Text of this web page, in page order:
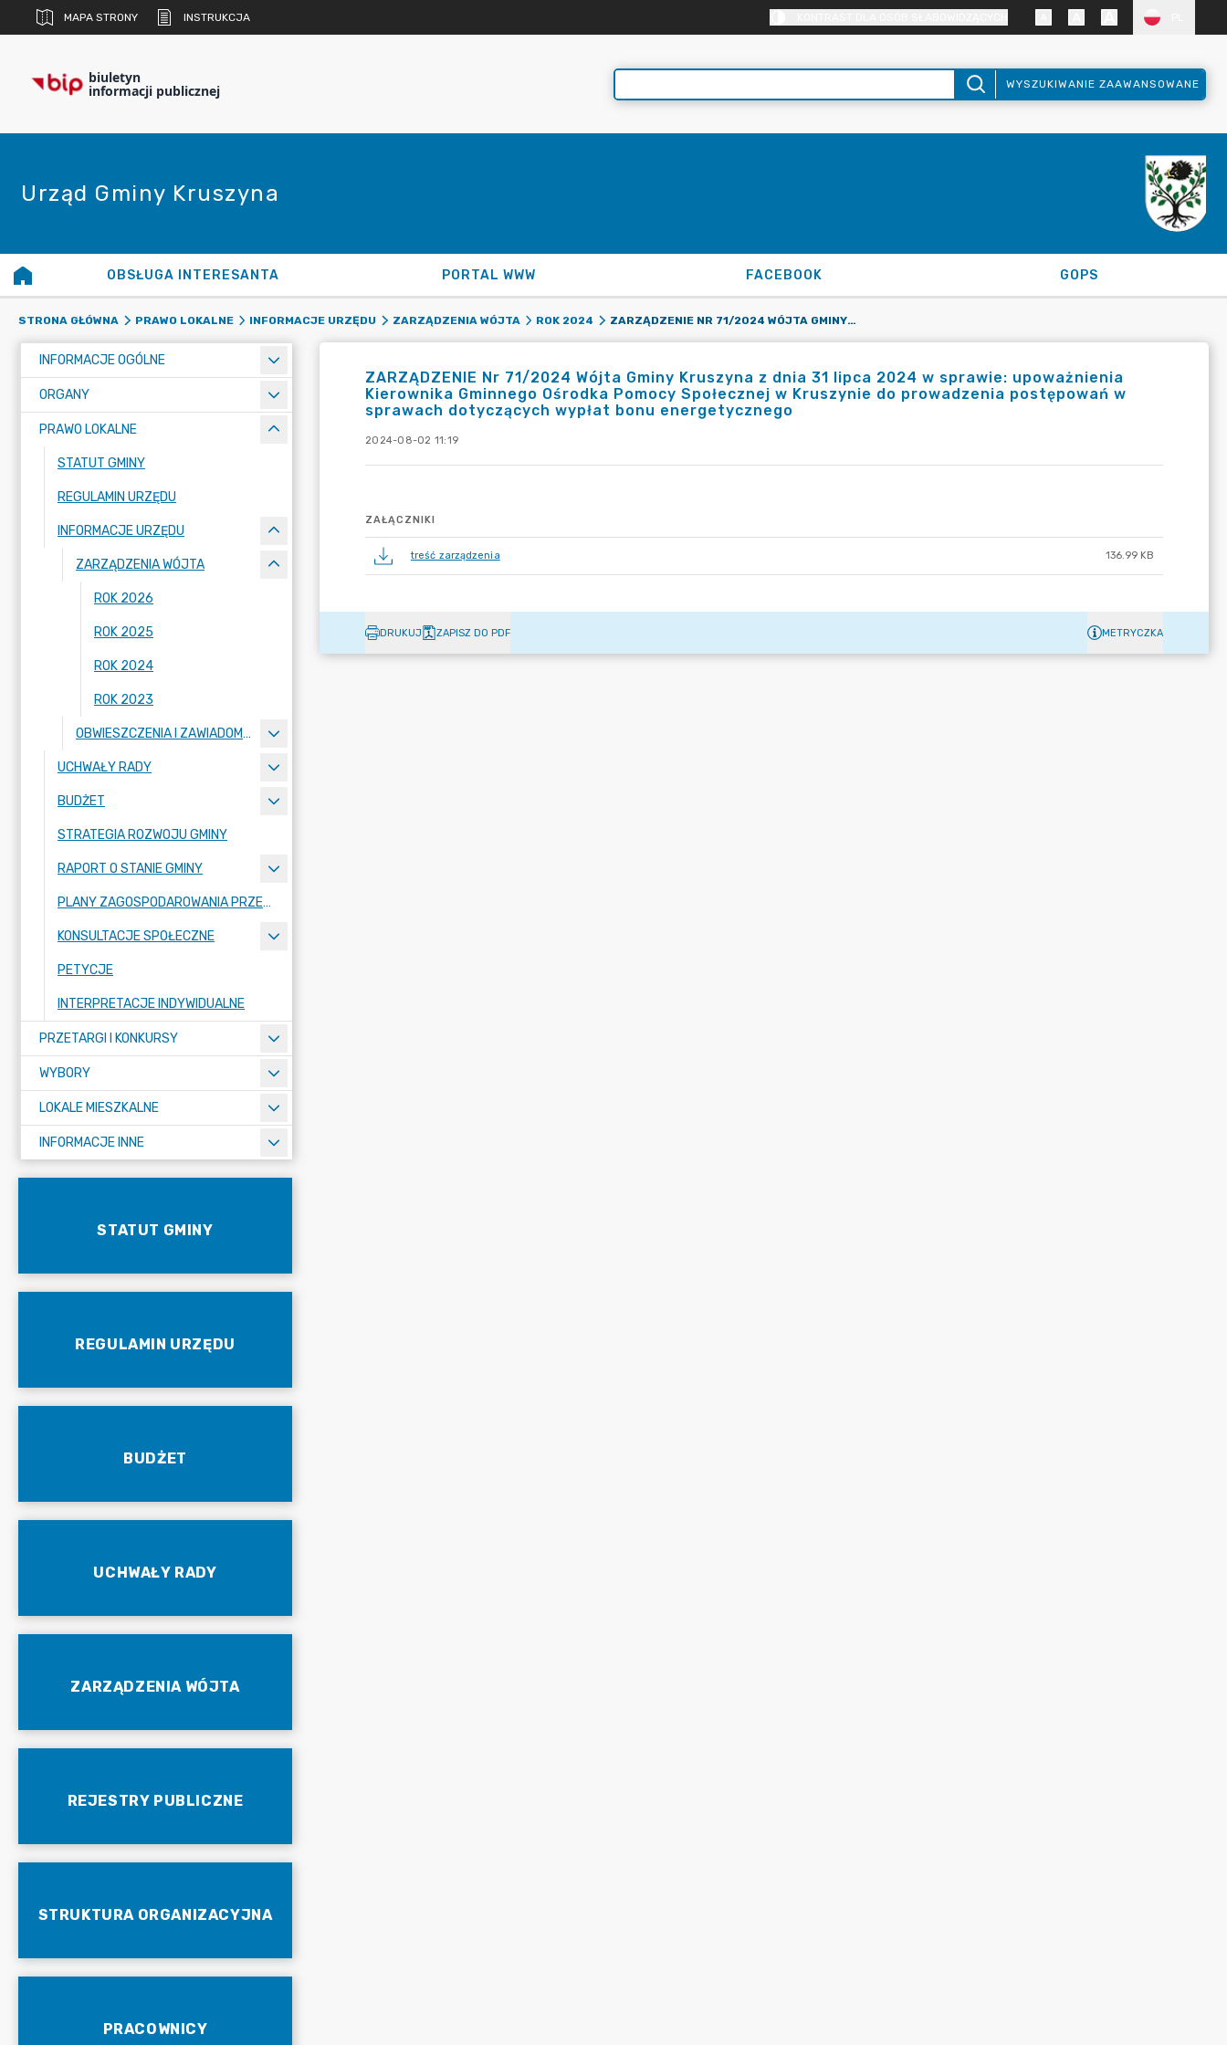
MAPA STRONY INSTRUKCJA
biuletyn
informacji publicznej WYSZUKIWANIE ZAAWANSOWANE
Urząd Gminy Kruszyna
OBSŁUGA INTERESANTA PORTAL WWW FACEBOOK GOPS
STRONA GŁÓWNA PRAWO LOKALNE INFORMACJE URZĘDU ZARZĄDZENIA WÓJTA ROK 2024 ZARZĄDZENIE NR 71/2024 WÓJTA GMINY KRUSZYNA Z DNIA 31 LIPCA 2024 W SPRAWIE: UPOWAŻNIENIA KIEROWNIKA GMINNEGO OŚRODKA POMOCY SPOŁECZNEJ W KRUSZYNIE DO PROWADZENIA POSTĘPOWAŃ W SPRAWACH DOTYCZĄCYCH WYPŁAT BONU ENERGETYCZNEGO
INFORMACJE OGÓLNE
ORGANY
PRAWO LOKALNE
STATUT GMINY
REGULAMIN URZĘDU
INFORMACJE URZĘDU
ZARZĄDZENIA WÓJTA
ROK 2026
ROK 2025
ROK 2024
ROK 2023
OBWIESZCZENIA I ZAWIADOMIENIA
UCHWAŁY RADY
BUDŻET
STRATEGIA ROZWOJU GMINY
RAPORT O STANIE GMINY
PLANY ZAGOSPODAROWANIA PRZESTRZENNEGO
KONSULTACJE SPOŁECZNE
PETYCJE
INTERPRETACJE INDYWIDUALNE
PRZETARGI I KONKURSY
WYBORY
LOKALE MIESZKALNE
INFORMACJE INNE
STATUT GMINY
REGULAMIN URZĘDU
BUDŻET
UCHWAŁY RADY
ZARZĄDZENIA WÓJTA
REJESTRY PUBLICZNE
STRUKTURA ORGANIZACYJNA
PRACOWNICY
ZARZĄDZENIE Nr 71/2024 Wójta Gminy Kruszyna z dnia 31 lipca 2024 w sprawie: upoważnienia
Kierownika Gminnego Ośrodka Pomocy Społecznej w Kruszynie do prowadzenia postępowań w
sprawach dotyczących wypłat bonu energetycznego
2024-08-02 11:19
ZAŁĄCZNIKI
treść zarządzenia 136.99 KB
DRUKUJ ZAPISZ DO PDF METRYCZKA